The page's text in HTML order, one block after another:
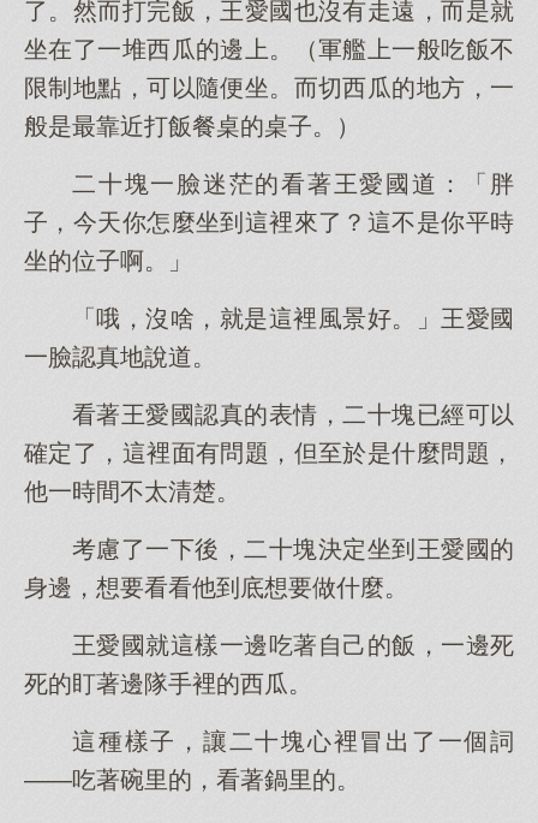
了。然而打完飯，王愛國也沒有走遠，而是就
坐在了一堆西瓜的邊上。（軍艦上一般吃飯不
限制地點，可以隨便坐。而切西瓜的地方，一
般是最靠近打飯餐桌的桌子。）
二十塊一臉迷茫的看著王愛國道：「胖
子，今天你怎麼坐到這裡來了？這不是你平時
坐的位子啊。」
「哦，沒啥，就是這裡風景好。」王愛國
一臉認真地說道。
看著王愛國認真的表情，二十塊已經可以
確定了，這裡面有問題，但至於是什麼問題，
他一時間不太清楚。
考慮了一下後，二十塊決定坐到王愛國的
身邊，想要看看他到底想要做什麼。
王愛國就這樣一邊吃著自己的飯，一邊死
死的盯著邊隊手裡的西瓜。
這種樣子，讓二十塊心裡冒出了一個詞
——吃著碗里的，看著鍋里的。